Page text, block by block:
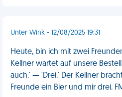
Unter Wink - 12/08/2025 19:31
Heute, bin ich mit zwei
Kellner wartet auf unsere
auch.' — 'Drei.' Der Kellner
Freunde ein Bier und mir drei.